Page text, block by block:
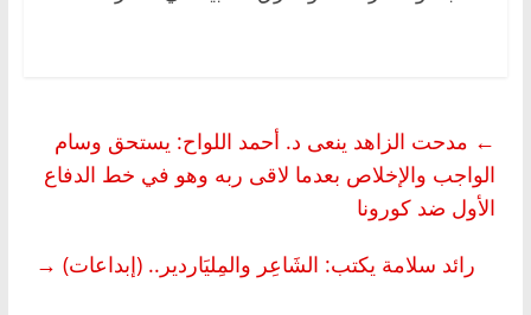
← مدحت الزاهد ينعى د. أحمد اللواح: يستحق وسام
الواجب والإخلاص بعدما لاقى ربه وهو في خط الدفاع
الأول ضد كورونا
رائد سلامة يكتب: الشَاعِر والمِليَاردير.. (إبداعات) →